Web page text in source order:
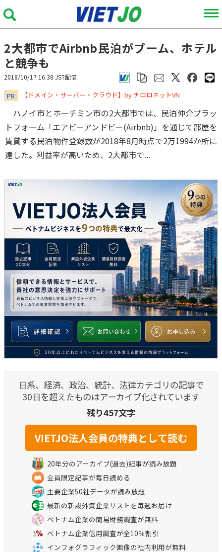
2大都市でAirbnb民泊がブーム、ホテル
と競争も
2018/10/17 16:38 JST配信
PR ​​​​​​​【ドメイン・サーバー・クラウド】by チロロネットVN
ハノイ市とホーチミン市の2大都市では、民泊仲介プラッ
トフォーム「エアビーアンドビー(Airbnb)」を通じて部屋を
賃貸する民泊物件登録数が2018年8月時点で2万1994か所に
達した。利益率が高いため、2大都市で...
日系、経済、政治、統計、法律カテゴリの記事で
30日を超えたものはアーカイブ化されています
残り457文字
20年分のアーカイブ(過去)記事が読み放題
会員限定記事が毎日読める
主要企業50社データが読み放題
最新の新設外資企業リストを毎週お届け
ベトナム企業の簡易財務調査が無料
ベトナム企業信用調査が全10％割引
インフォグラフィック画像の社内利用が無料